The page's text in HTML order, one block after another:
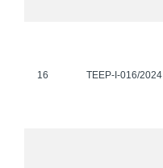
16 TEEP-I-016/2024